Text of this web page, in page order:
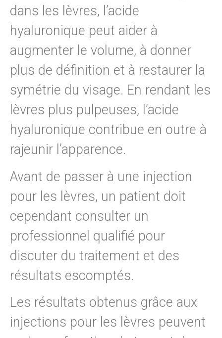
dans les lèvres, l’acide
hyaluronique peut aider à
augmenter le volume, à donner
plus de définition et à restaurer la
symétrie du visage. En rendant les
lèvres plus pulpeuses, l’acide
hyaluronique contribue en outre à
rajeunir l’apparence.
Avant de passer à une injection
pour les lèvres, un patient doit
cependant consulter un
professionnel qualifié pour
discuter du traitement et des
résultats escomptés.
Les résultats obtenus grâce aux
injections pour les lèvres peuvent